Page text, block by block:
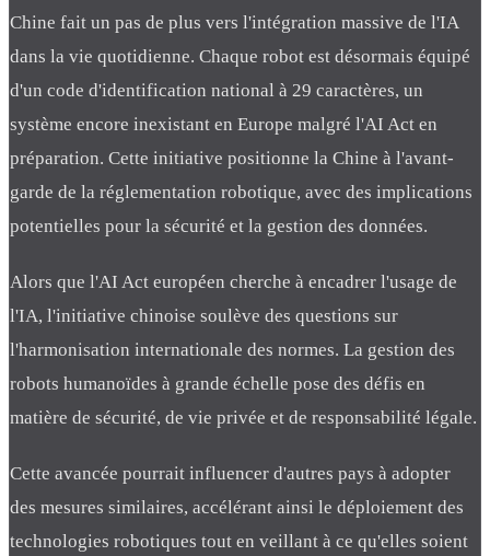
Chine fait un pas de plus vers l'intégration massive de l'IA
dans la vie quotidienne. Chaque robot est désormais équipé
d'un code d'identification national à 29 caractères, un
système encore inexistant en Europe malgré l'AI Act en
préparation. Cette initiative positionne la Chine à l'avant-
garde de la réglementation robotique, avec des implications
potentielles pour la sécurité et la gestion des données.
Alors que l'AI Act européen cherche à encadrer l'usage de
l'IA, l'initiative chinoise soulève des questions sur
l'harmonisation internationale des normes. La gestion des
robots humanoïdes à grande échelle pose des défis en
matière de sécurité, de vie privée et de responsabilité légale.
Cette avancée pourrait influencer d'autres pays à adopter
des mesures similaires, accélérant ainsi le déploiement des
technologies robotiques tout en veillant à ce qu'elles soient